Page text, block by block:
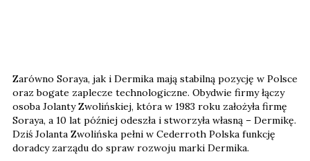
Zarówno Soraya, jak i Dermika mają stabilną pozycję w Polsce
oraz bogate zaplecze technologiczne. Obydwie firmy łączy
osoba Jolanty Zwolińskiej, która w 1983 roku założyła firmę
Soraya, a 10 lat później odeszła i stworzyła własną – Dermikę.
Dziś Jolanta Zwolińska pełni w Cederroth Polska funkcję
doradcy zarządu do spraw rozwoju marki Dermika.